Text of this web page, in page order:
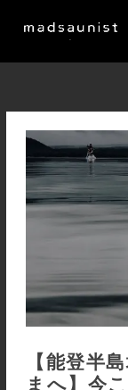
【能登半
まへ】今